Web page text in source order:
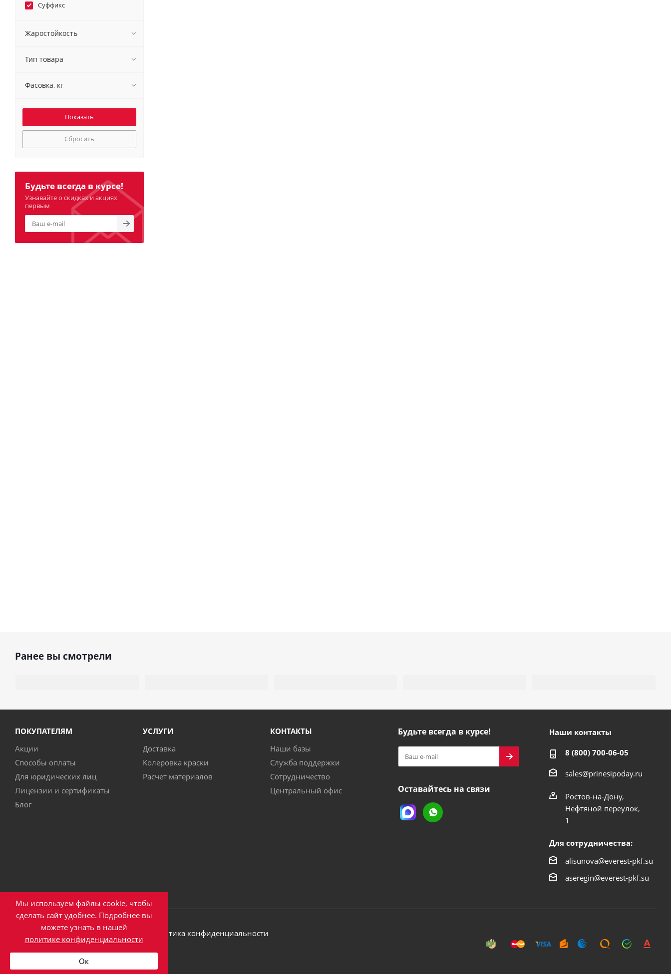
Суффикс
Жаростойкость
Тип товара
Фасовка, кг
Сбросить
Будьте всегда в курсе!
Узнавайте о скидках и акциях
первым
Ранее вы смотрели
ПОКУПАТЕЛЯМ
Акции
Способы оплаты
Для юридических лиц
Лицензии и сертификаты
Блог
УСЛУГИ
Доставка
Колеровка краски
Расчет материалов
КОНТАКТЫ
Наши базы
Служба поддержки
Сотрудничество
Центральный офис
Будьте всегда в курсе!
Оставайтесь на связи
Наши контакты
8 (800) 700-06-05
sales@prinesipoday.ru
Ростов-на-Дону,
Нефтяной переулок,
1
Для сотрудничества:
alisunova@everest-pkf.su
aseregin@everest-pkf.su
2026 © ООО ПКФ "Эверест" Политика конфиденциальности
Мы используем файлы cookie, чтобы
сделать сайт удобнее. Подробнее вы
можете узнать в нашей
политике конфиденциальности
Ок